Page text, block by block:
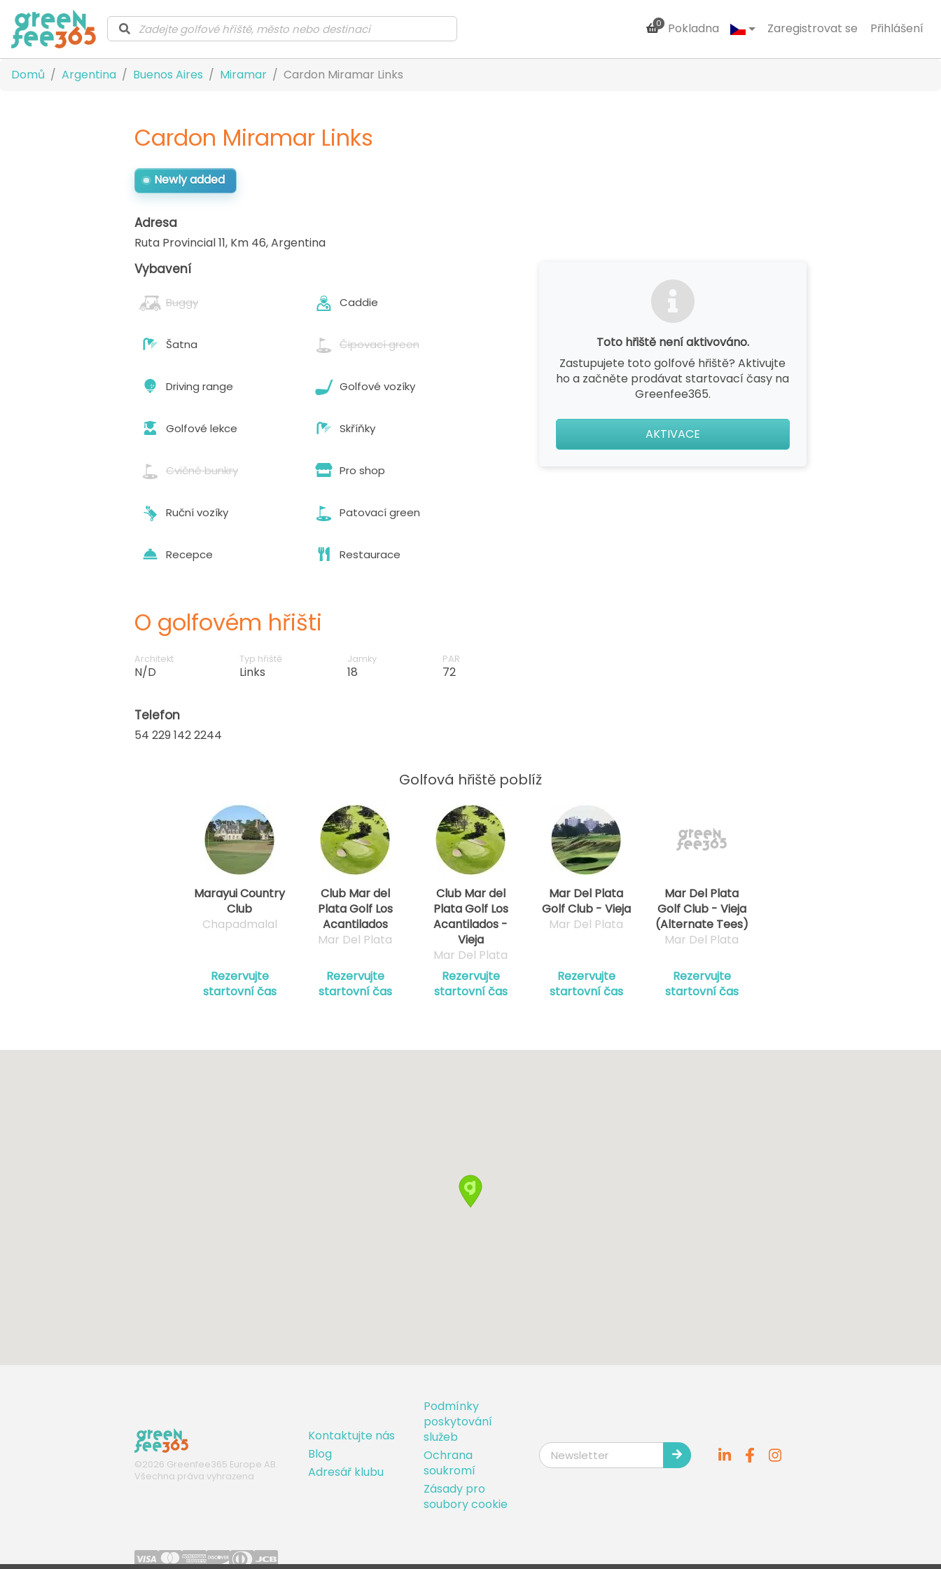
0 Pokladna Zaregistrovat se Přihlášení
Domů Argentina Buenos Aires Miramar Cardon Miramar Links
Cardon Miramar Links
Newly added
Adresa
Ruta Provincial 11, Km 46,Argentina
Toto hřiště není aktivováno.
Zastupujete toto golfové hřiště? Aktivujte
ho a začněte prodávat startovací časy na
Greenfee365.
AKTIVACE
Vybavení
Buggy Caddie
Šatna Čipovací green
Driving range Golfové vozíky
Golfové lekce Skříňky
Cvičné bunkry Pro shop
Ruční vozíky Patovací green
Recepce Restaurace
O golfovém hřišti
Architekt
N/D
Typ hřiště
Links
Jamky
18
PAR
72
Telefon
54 229 142 2244
Golfová hřiště poblíž
Marayui Country
Club
Chapadmalal
Rezervujte
startovní čas
Club Mar del
Plata Golf Los
Acantilados
Mar Del Plata
Rezervujte
startovní čas
Club Mar del
Plata Golf Los
Acantilados -
Vieja
Mar Del Plata
Rezervujte
startovní čas
Mar Del Plata
Golf Club - Vieja
Mar Del Plata
Rezervujte
startovní čas
Mar Del Plata
Golf Club - Vieja
(Alternate Tees)
Mar Del Plata
Rezervujte
startovní čas
©2026 Greenfee365 Europe AB.
Všechna práva vyhrazena
Kontaktujte nás
Blog
Adresář klubu
Podmínky
poskytování
služeb
Ochrana
soukromí
Zásady pro
soubory cookie